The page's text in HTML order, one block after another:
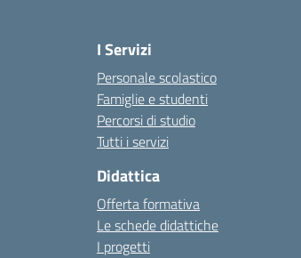
I Servizi
Personale scolastico
Famiglie e studenti
Percorsi di studio
Tutti i servizi
Didattica
Offerta formativa
Le schede didattiche
I progetti